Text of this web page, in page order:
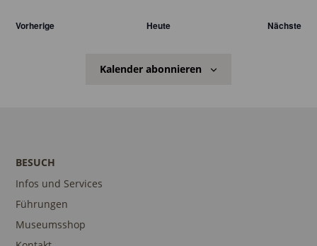
VorherigeVeranstaltungen Heute
Nächste
Kalender abonnieren
BESUCH
Infos und Services
Führungen
Museumsshop